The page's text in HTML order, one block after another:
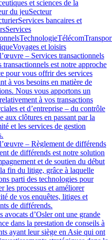
et sciences de la
du jeuSecteur
Services bancaires et
Services
TechnologieTélécom
Voyages et loisirs
– Services transactionnels
transactionnels est notre approche
pour vous offrir des services
à vos besoins en matière de
Nous vous apportons un
à vos transactions
et d’entreprise – du contrôle
aux clôtures en passant par la
et les services de gestion
– Règlement de différends
de différends est notre solution
et de soutien du début
fin du litige, grâce à laquelle
parti des technologies pour
les processus et améliorer
de vos enquêtes, litiges et
de différends.
avocats d’Osler ont une grande
dans la prestation de conseils à
ayant leur siège en Asie qui ont